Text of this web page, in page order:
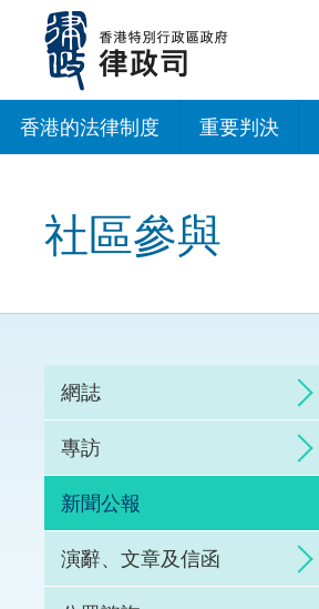
內
香港的法律制度 重要判決
社區參與
網誌
專訪
新聞公報
演辭、文章及信函